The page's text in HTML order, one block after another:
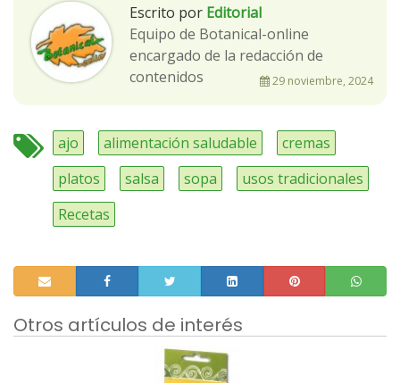
Escrito por Editorial
Equipo de Botanical-online
encargado de la redacción de
contenidos
29 noviembre, 2024
ajo alimentación saludable
cremas
platos
salsa sopa
usos tradicionales
Recetas
Otros artículos de interés